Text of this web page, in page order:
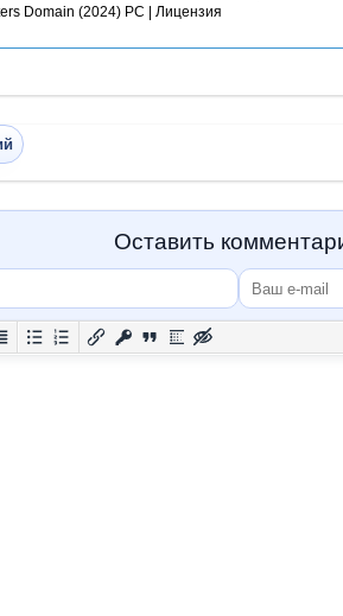
Domain (2024) PC | Лицензия
Оставить